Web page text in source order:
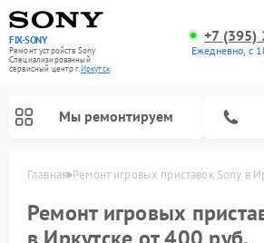
FIX-SONY
Ремонт устройств Sony
Специализированный
cервисный центр г.Иркутск
+7 (395)
Ежедневно, с
Мы ремонтируем
Главная Ремонт игровых приставок Sony в
Ремонт игровых